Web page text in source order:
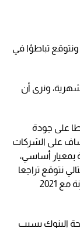
تباطؤا في
ونرى أن
على جودة
على الشركات
أساسي،
نتوقع تراجعا
معتدلا في جودة أصول القطاع المصرفي مقارنة مع 2021
البنوك بسبب